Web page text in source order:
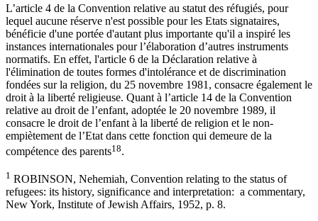
L’article 4 de la Convention relative au statut des réfugiés, pour
lequel aucune réserve n'est possible pour les Etats signataires,
bénéficie d'une portée d'autant plus importante qu'il a inspiré les
instances internationales pour l’élaboration d’autres instruments
normatifs. En effet, l'article 6 de la Déclaration relative à
l'élimination de toutes formes d'intolérance et de discrimination
fondées sur la religion, du 25 novembre 1981, consacre également le
droit à la liberté religieuse. Quant à l’article 14 de la Convention
relative au droit de l’enfant, adoptée le 20 novembre 1989, il
consacre le droit de l’enfant à la liberté de religion et le non-
empiètement de l’Etat dans cette fonction qui demeure de la
compétence des parents18.
1 ROBINSON, Nehemiah, Convention relating to the status of
refugees: its history, significance and interpretation: a commentary,
New York, Institute of Jewish Affairs, 1952, p. 8.